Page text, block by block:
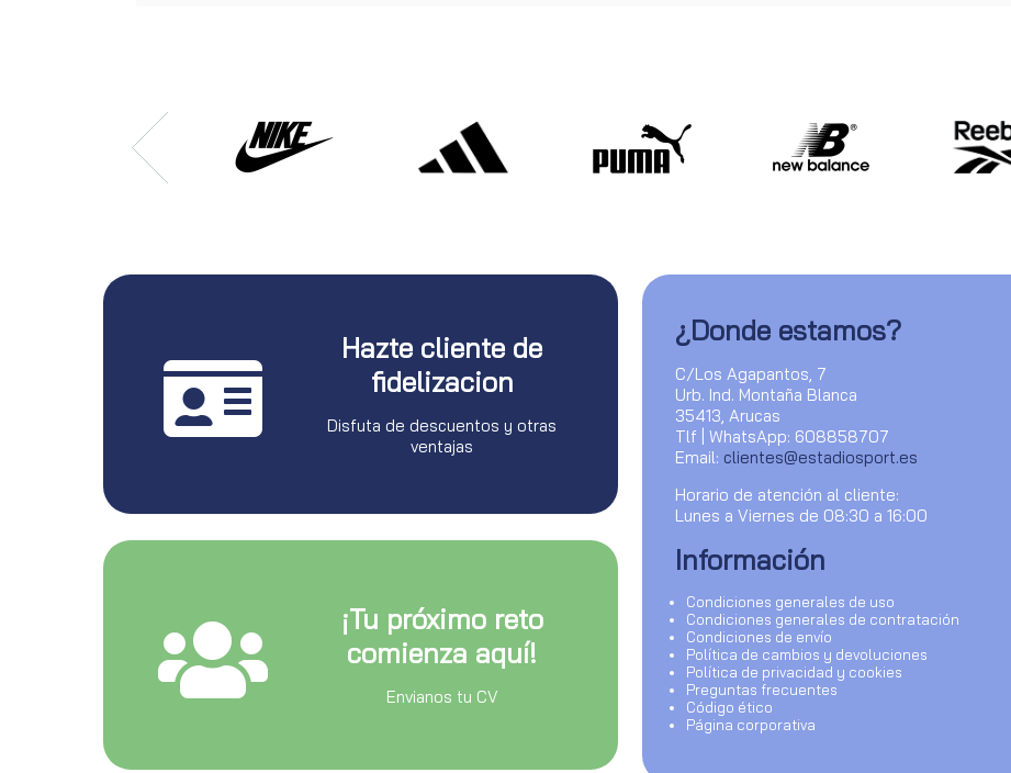
Hazte cliente de
fidelizacion
Disfuta de descuentos y otras
ventajas
¡Tu próximo reto
comienza aquí!
Envianos tu CV
¿Donde estamos?
C/Los Agapantos, 7
Urb. Ind. Montaña Blanca
35413, Arucas
Tlf | WhatsApp: 608858707
Email: clientes@estadiosport.es
Horario de atención al cliente:
Lunes a Viernes de 08:30 a 16:00
Información
Condiciones generales de uso
Condiciones generales de contratación
Condiciones de envío
Política de cambios y devoluciones
Política de privacidad y cookies
Preguntas frecuentes
Código ético
Página corporativa